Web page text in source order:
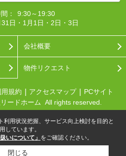
：
9:30～19:30
31日・1月1日・2日・3日
会社概要
物件リクエスト
用規約 アクセスマップ
PCサイト
ードホーム All rights reserved.
利用状況把握、サービス向上検討を目的と
しています。
いについて」 をご確認ください。
閉じる